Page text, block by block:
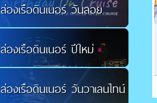
ล่องเรือดินเนอร์ วันลอย
กระทง
ล่องเรือดินเนอร์ ปีใหม่
ล่องเรือดินเนอร์ วันวาเลนไทน์